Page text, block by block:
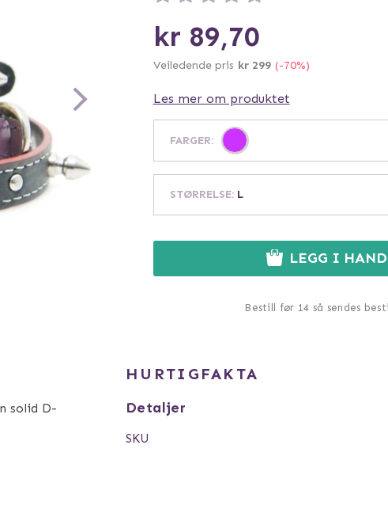
kr 89,70
Veiledende pris kr 299 (-70%)
Les mer om produktet
FARGER:
STØRRELSE: L
LEGG I
Bestill før 14 så sendes
solid D-
HURTIGFAKTA
Detaljer
SKU